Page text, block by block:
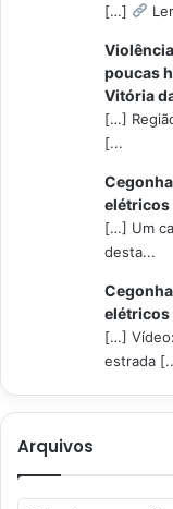
[…]
poucas
Vitória
[…]
[...
elétricos
[…] Um
desta...
elétricos
[…]
estrada
Arquivos